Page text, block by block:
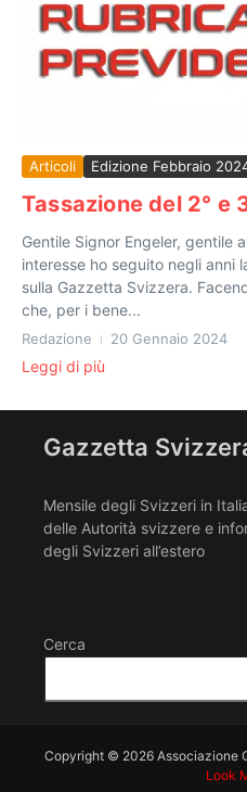
Articoli Edizione Febbraio
Tassazione del 2° e
Gentile Signor Engeler, gentile
interesse ho seguito negli anni
sulla Gazzetta Svizzera.
che, per i bene...
Redazione 20 Gennaio 2024
Leggi di più
Gazzetta
Mensile degli Svizzeri in
delle Autorità svizzere e
degli Svizzeri all’estero
Cerca
Copyright © 2026 Associazione
Look